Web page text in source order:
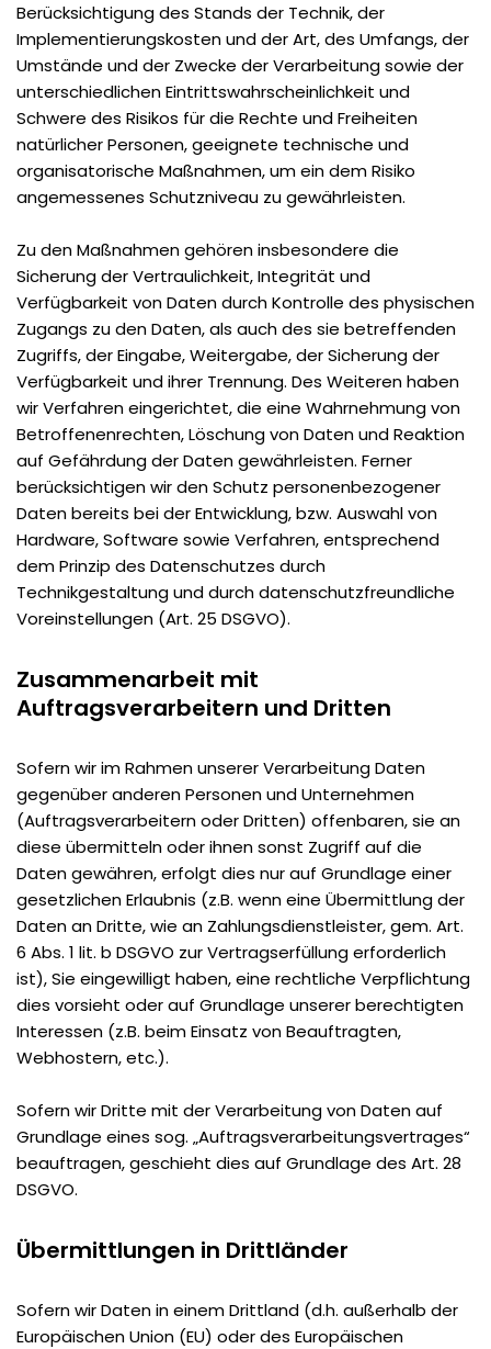
Berücksichtigung des Stands der Technik, der
Implementierungskosten und der Art, des Umfangs, der
Umstände und der Zwecke der Verarbeitung sowie der
unterschiedlichen Eintrittswahrscheinlichkeit und
Schwere des Risikos für die Rechte und Freiheiten
natürlicher Personen, geeignete technische und
organisatorische Maßnahmen, um ein dem Risiko
angemessenes Schutzniveau zu gewährleisten.
Zu den Maßnahmen gehören insbesondere die
Sicherung der Vertraulichkeit, Integrität und
Verfügbarkeit von Daten durch Kontrolle des physischen
Zugangs zu den Daten, als auch des sie betreffenden
Zugriffs, der Eingabe, Weitergabe, der Sicherung der
Verfügbarkeit und ihrer Trennung. Des Weiteren haben
wir Verfahren eingerichtet, die eine Wahrnehmung von
Betroffenenrechten, Löschung von Daten und Reaktion
auf Gefährdung der Daten gewährleisten. Ferner
berücksichtigen wir den Schutz personenbezogener
Daten bereits bei der Entwicklung, bzw. Auswahl von
Hardware, Software sowie Verfahren, entsprechend
dem Prinzip des Datenschutzes durch
Technikgestaltung und durch datenschutzfreundliche
Voreinstellungen (Art. 25 DSGVO).
Zusammenarbeit mit
Auftragsverarbeitern und Dritten
Sofern wir im Rahmen unserer Verarbeitung Daten
gegenüber anderen Personen und Unternehmen
(Auftragsverarbeitern oder Dritten) offenbaren, sie an
diese übermitteln oder ihnen sonst Zugriff auf die
Daten gewähren, erfolgt dies nur auf Grundlage einer
gesetzlichen Erlaubnis (z.B. wenn eine Übermittlung der
Daten an Dritte, wie an Zahlungsdienstleister, gem. Art.
6 Abs. 1 lit. b DSGVO zur Vertragserfüllung erforderlich
ist), Sie eingewilligt haben, eine rechtliche Verpflichtung
dies vorsieht oder auf Grundlage unserer berechtigten
Interessen (z.B. beim Einsatz von Beauftragten,
Webhostern, etc.).
Sofern wir Dritte mit der Verarbeitung von Daten auf
Grundlage eines sog. „Auftragsverarbeitungsvertrages“
beauftragen, geschieht dies auf Grundlage des Art. 28
DSGVO.
Übermittlungen in Drittländer
Sofern wir Daten in einem Drittland (d.h. außerhalb der
Europäischen Union (EU) oder des Europäischen